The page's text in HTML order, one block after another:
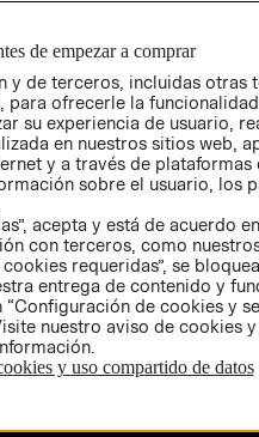
DE
COMERCIO - SIC
PETICIONES
QUEJAS Y
RECLAMOS
de empezar a comprar
y de terceros, incluidas otras
para ofrecerle la
su experiencia de usuario,
en nuestros sitios web,
y a través de plataformas
sobre el usuario, los
acepta y está de acuerdo
con terceros, como
requeridas”, se
entrega de contenido y
de cookies y
nuestro aviso de cookies
y uso compartido de datos